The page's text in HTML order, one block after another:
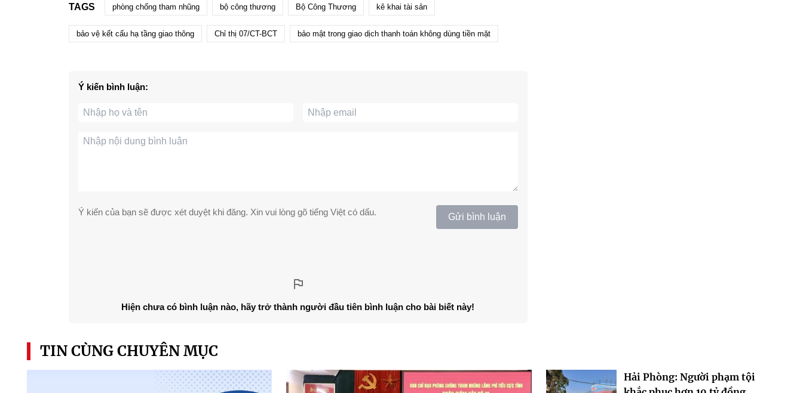
TAGS phòng chống tham nhũng bộ công thương Bộ Công Thương kê khai tài sản
bảo vệ kết cấu hạ tầng giao thông Chỉ thị 07/CT-BCT bảo mật trong giao dịch thanh toán không dùng tiền mặt
Ý kiến bình luận:
Ý kiến của bạn sẽ được xét duyệt khi đăng. Xin vui lòng gõ tiếng Việt có dấu. Gửi bình luận
Hiện chưa có bình luận nào, hãy trở thành người đầu tiên bình luận cho bài biết này!
TIN CÙNG CHUYÊN MỤC
Hải Phòng: Người phạm tội